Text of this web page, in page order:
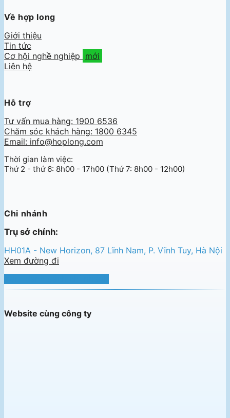
Về hợp long
Giới thiệu
Tin tức
Cơ hội nghề nghiệp
Liên hệ
Hỗ trợ
Tư vấn mua hàng: 1900 6536
Chăm sóc khách hàng: 1800 6345
Email: info@hoplong.com
Thời gian làm việc:
Thứ 2 - thứ 6: 8h00 - 17h00 (Thứ 7: 8h00 - 12h00)
Chi nhánh
Trụ sở chính:
HH01A - New Horizon, 87 Lĩnh Nam, P. Vĩnh Tuy, Hà Nội
Xem đường đi
Website cùng công ty